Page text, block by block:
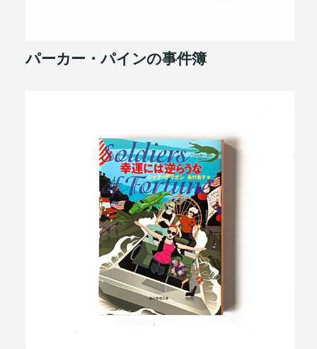
パーカー・パインの事件簿